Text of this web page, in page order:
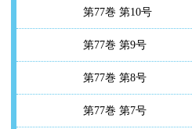
第77巻 第10号
第77巻 第9号
第77巻 第8号
第77巻 第7号